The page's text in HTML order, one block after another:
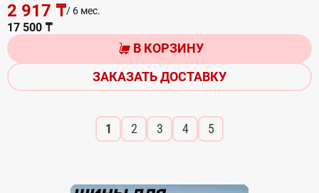
2 917 ₸/ 6 мес.
17 500 ₸
В КОРЗИНУ
ЗАКАЗАТЬ ДОСТАВКУ
1 2 3 4 5